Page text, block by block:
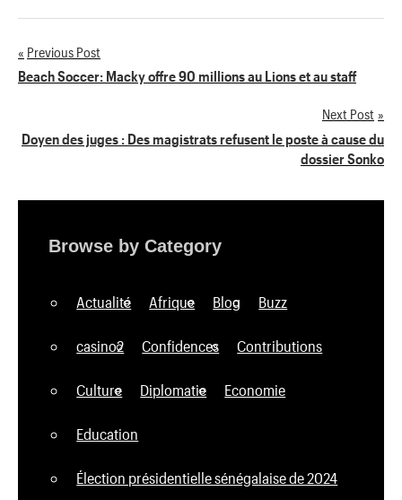
Navigation
l’article
Previous Post
Beach Soccer: Macky offre 90 millions au Lions et au staff
Next Post
Doyen des juges : Des magistrats refusent le poste à cause du
dossier Sonko
Browse by Category
Actualité Afrique Blog Buzz
casino2 Confidences Contributions
Culture Diplomatie Economie
Education
Élection présidentielle sénégalaise de 2024